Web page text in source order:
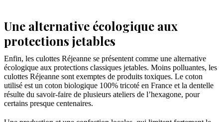
Une alternative écologique aux
protections jetables
Enfin, les culottes Réjeanne se présentent comme une alternative
écologique aux protections classiques jetables. Moins polluantes, les
culottes Réjeanne sont exemptes de produits toxiques. Le coton
utilisé est un coton biologique 100% tricoté en France et la dentelle
résulte du savoir-faire de plusieurs ateliers de l’hexagone, pour
certains presque centenaires.